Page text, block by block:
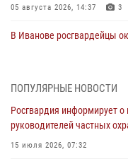
05 августа 2026, 14:37 3
В Иванове росгвардейцы
торжественных
Воздушно-десантных войск
02 августа 2026, 11:46
ПОПУЛЯРНЫЕ НОВОСТИ
Росгвардия информирует
руководителей частных
15 июля 2026, 07:32